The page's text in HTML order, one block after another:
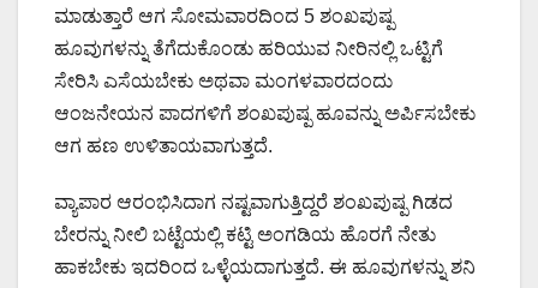
ಮಾಡುತ್ತಾರೆ ಆಗ ಸೋಮವಾರದಿಂದ 5 ಶಂಖಪುಷ್ಪ
ಹೂವುಗಳನ್ನು ತೆಗೆದುಕೊಂಡು ಹರಿಯುವ ನೀರಿನಲ್ಲಿ ಒಟ್ಟಿಗೆ
ಸೇರಿಸಿ ಎಸೆಯಬೇಕು ಅಥವಾ ಮಂಗಳವಾರದಂದು
ಆಂಜನೇಯನ ಪಾದಗಳಿಗೆ ಶಂಖಪುಷ್ಪ ಹೂವನ್ನು ಅರ್ಪಿಸಬೇಕು
ಆಗ ಹಣ ಉಳಿತಾಯವಾಗುತ್ತದೆ.
ವ್ಯಾಪಾರ ಆರಂಭಿಸಿದಾಗ ನಷ್ಟವಾಗುತ್ತಿದ್ದರೆ ಶಂಖಪುಷ್ಪ ಗಿಡದ
ಬೇರನ್ನು ನೀಲಿ ಬಟ್ಟೆಯಲ್ಲಿ ಕಟ್ಟಿ ಅಂಗಡಿಯ ಹೊರಗೆ ನೇತು
ಹಾಕಬೇಕು ಇದರಿಂದ ಒಳ್ಳೆಯದಾಗುತ್ತದೆ. ಈ ಹೂವುಗಳನ್ನು ಶನಿ